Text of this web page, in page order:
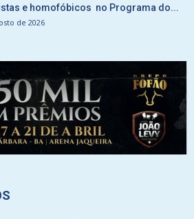
e homofóbicos no Programa do...
de 2026